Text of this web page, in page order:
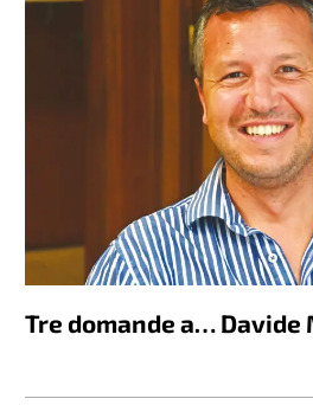
Tre domande a… Davide